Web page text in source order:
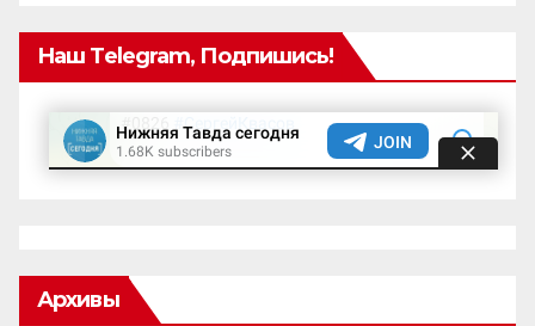
Наш Telegram, Подпишись!
Архивы